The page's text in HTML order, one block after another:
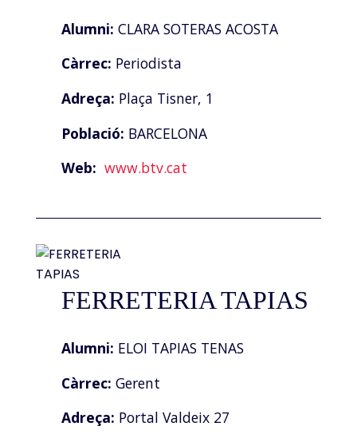
Alumni: CLARA SOTERAS ACOSTA
Càrrec: Periodista
Adreça: Plaça Tisner, 1
Població: BARCELONA
Web: www.btv.cat
FERRETERIA TAPIAS
Alumni: ELOI TAPIAS TENAS
Càrrec: Gerent
Adreça: Portal Valdeix 27